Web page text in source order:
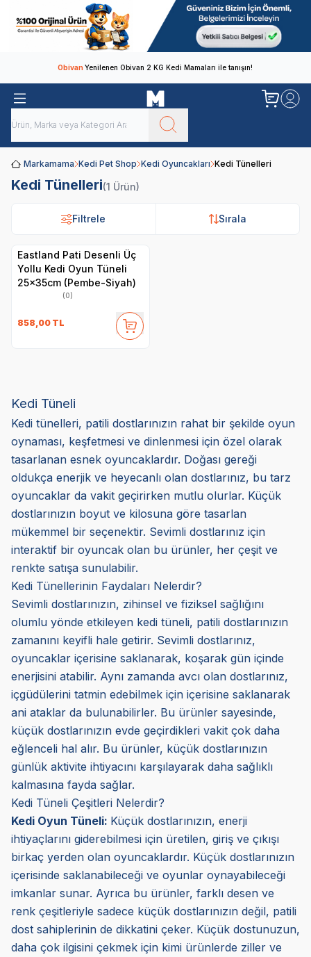
ObivanYenilenen Obivan 2 KG Kedi Mamaları ile tanışın!
Markamama Kedi Pet Shop Kedi Oyuncakları Kedi Tünelleri
Kedi Tünelleri(1 Ürün)
Filtrele Sırala
Filtrele Sırala
Eastland Pati Desenli Üç
Yollu Kedi Oyun Tüneli
25x35cm (Pembe-Siyah)
(0)
858,00 TL
Kedi Tüneli
Kedi tünelleri, patili dostlarınızın rahat bir şekilde oyun
oynaması, keşfetmesi ve dinlenmesi için özel olarak
tasarlanan esnek oyuncaklardır. Doğası gereği
oldukça enerjik ve heyecanlı olan dostlarınız, bu tarz
oyuncaklar da vakit geçirirken mutlu olurlar. Küçük
dostlarınızın boyut ve kilosuna göre tasarlan
mükemmel bir seçenektir. Sevimli dostlarınız için
interaktif bir oyuncak olan bu ürünler, her çeşit ve
renkte satışa sunulabilir.
Kedi Tünellerinin Faydaları Nelerdir?
Sevimli dostlarınızın, zihinsel ve fiziksel sağlığını
olumlu yönde etkileyen kedi tüneli, patili dostlarınızın
zamanını keyifli hale getirir. Sevimli dostlarınız,
oyuncaklar içerisine saklanarak, koşarak gün içinde
enerjisini atabilir. Aynı zamanda avcı olan dostlarınız,
içgüdülerini tatmin edebilmek için içerisine saklanarak
ani ataklar da bulunabilirler. Bu ürünler sayesinde,
küçük dostlarınızın evde geçirdikleri vakit çok daha
eğlenceli hal alır. Bu ürünler, küçük dostlarınızın
günlük aktivite ihtiyacını karşılayarak daha sağlıklı
kalmasına fayda sağlar.
Kedi Tüneli Çeşitleri Nelerdir?
Kedi Oyun Tüneli: Küçük dostlarınızın, enerji
ihtiyaçlarını giderebilmesi için üretilen, giriş ve çıkışı
birkaç yerden olan oyuncaklardır. Küçük dostlarınızın
içerisinde saklanabileceği ve oyunlar oynayabileceği
imkanlar sunar. Ayrıca bu ürünler, farklı desen ve
renk çeşitleriyle sadece küçük dostlarınızın değil, patili
dost sahiplerinin de dikkatini çeker. Küçük dostunuzun,
daha çok ilgisini çekmek için kimi ürünlerde ziller ve